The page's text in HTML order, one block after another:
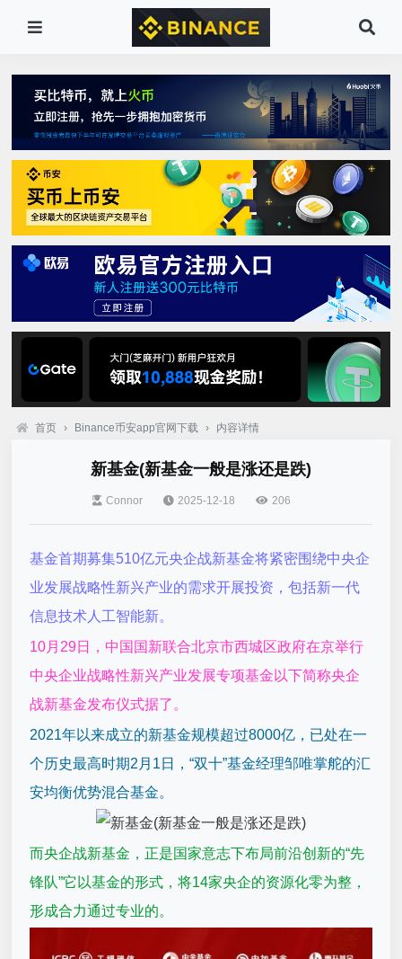
首页 › Binance币安app官网下载 › 内容详情
新基金(新基金一般是涨还是跌)
Connor 2025-12-18 206
基金首期募集510亿元央企战新基金将紧密围绕中央企
业发展战略性新兴产业的需求开展投资，包括新一代
信息技术人工智能新。
10月29日，中国国新联合北京市西城区政府在京举行
中央企业战略性新兴产业发展专项基金以下简称央企
战新基金发布仪式据了。
2021年以来成立的新基金规模超过8000亿，已处在一
个历史最高时期2月1日，“双十”基金经理邹唯掌舵的汇
安均衡优势混合基金。
而央企战新基金，正是国家意志下布局前沿创新的“先
锋队”它以基金的形式，将14家央企的资源化零为整，
形成合力通过专业的。